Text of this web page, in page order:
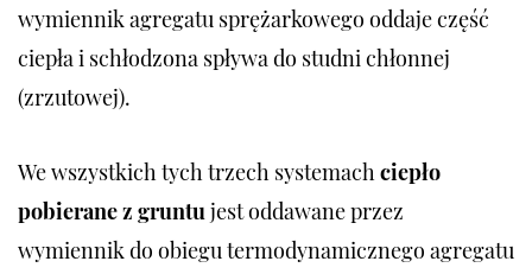
wymiennik agregatu sprężarkowego oddaje część
ciepła i schłodzona spływa do studni chłonnej
(zrzutowej).
We wszystkich tych trzech systemachciepło
pobierane z gruntujest oddawane przez
wymiennik do obiegu termodynamicznego agregatu